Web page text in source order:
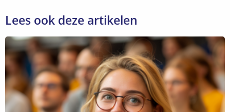
Lees ook deze artikelen